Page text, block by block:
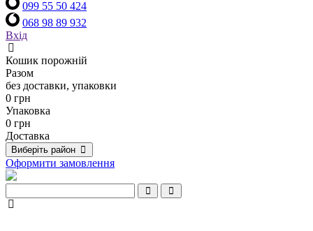
099 55 50 424
068 98 89 932
Вхід
Кошик порожній
Разом
без доставки, упаковки
0 грн
Упаковка
0 грн
Доставка
Виберіть район
Оформити замовлення